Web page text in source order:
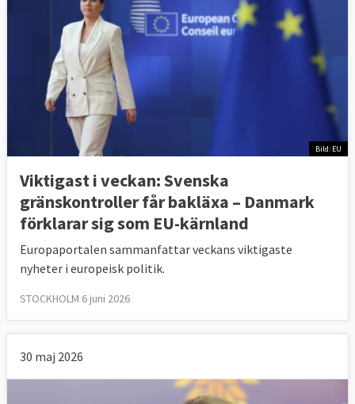
Bild: EU
Viktigast i veckan: Svenska
gränskontroller får bakläxa – Danmark
förklarar sig som EU-kärnland
Europaportalen sammanfattar veckans viktigaste
nyheter i europeisk politik.
STOCKHOLM 6 juni 2026
30 maj 2026